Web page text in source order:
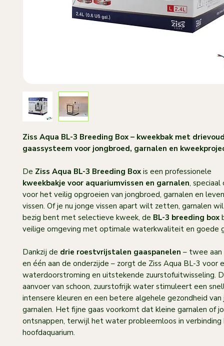
Ziss Aqua BL-3 Breeding Box – kweekbak met
gaassysteem voor jongbroed, garnalen en
De Ziss Aqua BL-3 Breeding Box is een professionele
kweekbakje voor aquariumvissen en garnalen,
voor het veilig opgroeien van jongbroed, garnalen en
vissen. Of je nu jonge vissen apart wilt zetten, garnalen
bezig bent met selectieve kweek, de BL-3 breeding box
veilige omgeving met optimale waterkwaliteit en goede
Dankzij de drie roestvrijstalen gaaspanelen – twee aan
en één aan de onderzijde – zorgt de Ziss Aqua BL-3 voor
waterdoorstroming en uitstekende zuurstofuitwisseling.
aanvoer van schoon, zuurstofrijk water stimuleert een
intensere kleuren en een betere algehele gezondheid
garnalen. Het fijne gaas voorkomt dat kleine garnalen of
ontsnappen, terwijl het water probleemloos in
hoofdaquarium.